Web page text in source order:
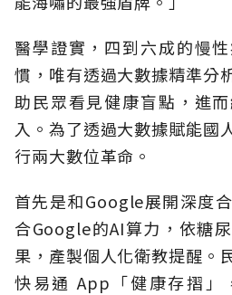
醫學證實，四到六成的慢
慣，唯有透過大數據精準分
助民眾看見健康盲點，進
入。為了透過大數據賦能國
行兩大數位革命。
首先是和Google展開深度
合Google的AI算力，依糖
果，產製個人化衛教提醒。
快易通 App「健康存摺」